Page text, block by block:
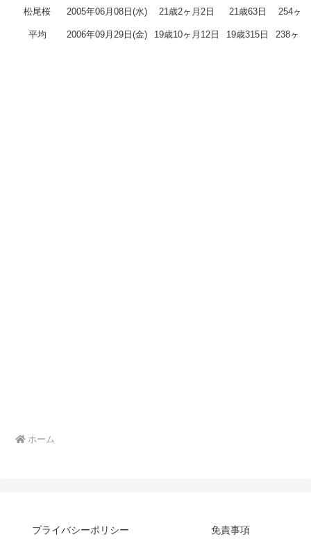
松尾桜 2005年06月08日(水) 21歳2ヶ月2日 21歳63日 254ヶ
平均 2006年09月29日(金) 19歳10ヶ月12日 19歳315日 238ヶ月
ホーム
プライバシーポリシー 免責事項